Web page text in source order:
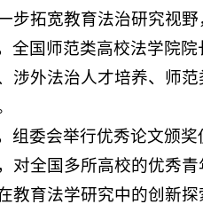
步拓宽教育法治研究视野
全国师范类高校法学院
涉外法治人才培养、师
组委会举行优秀论文颁
对全国多所高校的优秀
教育法学研究中的创新